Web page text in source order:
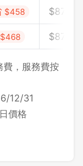
$458 $871
$871
費，服務費按
12/31
價格